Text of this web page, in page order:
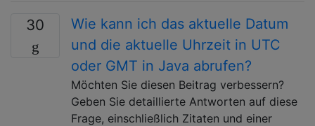
30
Wie kann ich das aktuelle Datum
und die aktuelle Uhrzeit in UTC
oder GMT in Java abrufen?
Möchten Sie diesen Beitrag verbessern?
Geben Sie detaillierte Antworten auf diese
Frage, einschließlich Zitaten und einer